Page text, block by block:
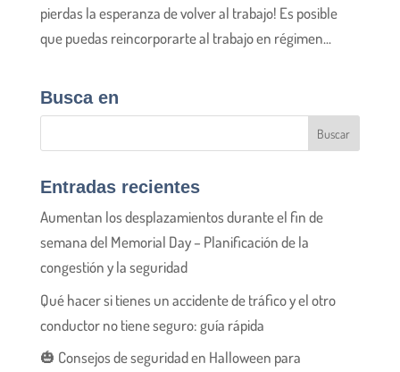
pierdas la esperanza de volver al trabajo! Es posible
que puedas reincorporarte al trabajo en régimen...
Busca en
Entradas recientes
Aumentan los desplazamientos durante el fin de
semana del Memorial Day – Planificación de la
congestión y la seguridad
Qué hacer si tienes un accidente de tráfico y el otro
conductor no tiene seguro: guía rápida
🎃 Consejos de seguridad en Halloween para